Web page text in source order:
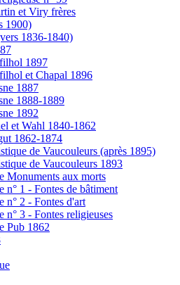
et Viry frères
1900)
1836-1840)
1897
et Chapal 1896
1887
1888-1889
1892
et Wahl 1840-1862
1862-1874
de Vaucouleurs (après 1895)
de Vaucouleurs 1893
Monuments aux morts
n° 1 - Fontes de bâtiment
n° 2 - Fontes d'art
n° 3 - Fontes religieuses
Pub 1862